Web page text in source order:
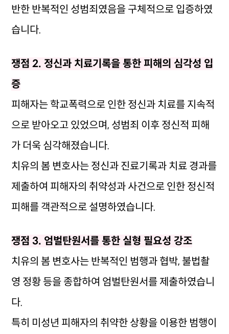
반한 반복적인 성범죄였음을 구체적으로 입증하였
습니다.
쟁점 2. 정신과 치료기록을 통한 피해의 심각성 입
증
피해자는 학교폭력으로 인한 정신과 치료를 지속적
으로 받아오고 있었으며, 성범죄 이후 정신적 피해
가 더욱 심각해졌습니다.
치유의 봄 변호사는 정신과 진료기록과 치료 경과를
제출하여 피해자의 취약성과 사건으로 인한 정신적
피해를 객관적으로 설명하였습니다.
쟁점 3. 엄벌탄원서를 통한 실형 필요성 강조
치유의 봄 변호사는 반복적인 범행과 협박, 불법촬
영 정황 등을 종합하여 엄벌탄원서를 제출하였습니
다.
특히 미성년 피해자의 취약한 상황을 이용한 범행이